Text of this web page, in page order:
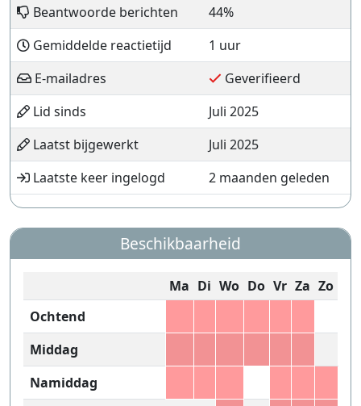
Beantwoorde berichten
44%
Gemiddelde reactietijd
1 uur
E-mailadres
Geverifieerd
Lid sinds
Juli 2025
Laatst bijgewerkt
Juli 2025
Laatste keer ingelogd
2 maanden geleden
Beschikbaarheid
Ma Di Wo Do Vr Za Zo
Ochtend
Middag
Namiddag